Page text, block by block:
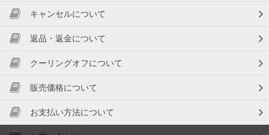
キャンセルについて
返品・返金について
クーリングオフについて
販売価格について
お支払い方法について